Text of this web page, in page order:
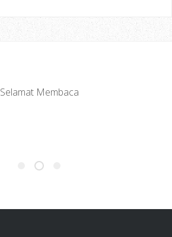
Selamat Membaca